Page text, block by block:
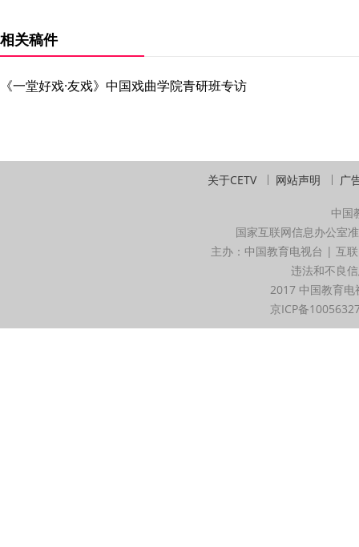
相关稿件
《一堂好戏·友戏》中国戏曲学院青研班专访
关于CETV 网站声明 广
中国
国家互联网信息办公室
主办：中国教育电视台 | 互
违法和不良
2017 中国教育
京ICP备